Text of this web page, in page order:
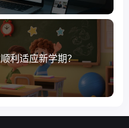
利适应新学期？